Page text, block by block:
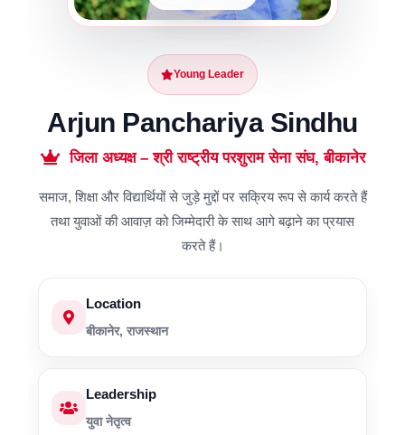
Young Leader
Arjun Panchariya Sindhu
जिला अध्यक्ष – श्री राष्ट्रीय परशुराम सेना संघ, बीकानेर
समाज, शिक्षा और विद्यार्थियों से जुड़े मुद्दों पर सक्रिय रूप से कार्य करते हैं
तथा युवाओं की आवाज़ को जिम्मेदारी के साथ आगे बढ़ाने का प्रयास
करते हैं।
Location
बीकानेर, राजस्थान
Leadership
युवा नेतृत्व